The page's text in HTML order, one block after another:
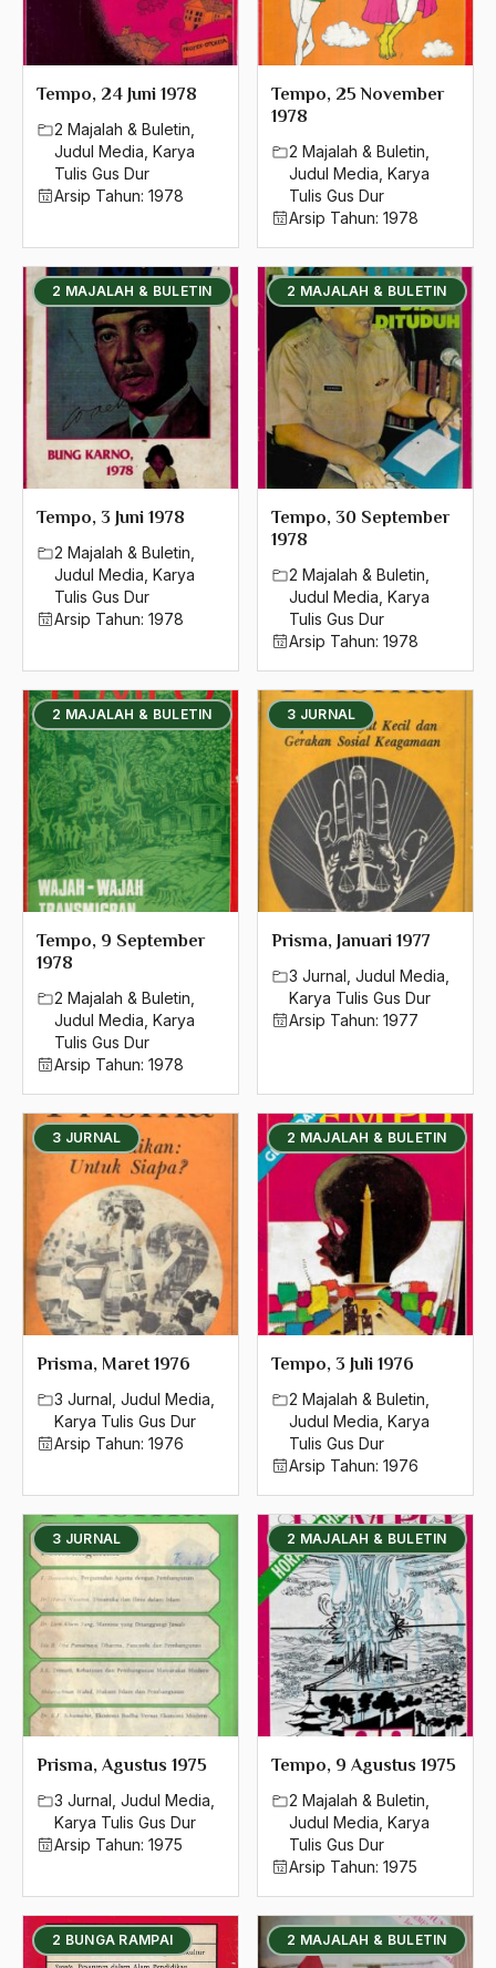
Tempo, 24 Juni 1978
2 Majalah & Buletin
Judul Media Karya
Tulis Gus Dur
Arsip Tahun: 1978
Tempo, 25 November
1978
2 Majalah & Buletin
Judul Media Karya
Tulis Gus Dur
Arsip Tahun: 1978
2 MAJALAH & BULETIN
Tempo, 3 Juni 1978
2 Majalah & Buletin
Judul Media Karya
Tulis Gus Dur
Arsip Tahun: 1978
2 MAJALAH & BULETIN
Tempo, 30 September
1978
2 Majalah & Buletin
Judul Media Karya
Tulis Gus Dur
Arsip Tahun: 1978
2 MAJALAH & BULETIN
Tempo, 9 September
1978
2 Majalah & Buletin
Judul Media Karya
Tulis Gus Dur
Arsip Tahun: 1978
3 JURNAL
Prisma, Januari 1977
3 Jurnal Judul Media
Karya Tulis Gus Dur
Arsip Tahun: 1977
3 JURNAL
Prisma, Maret 1976
3 Jurnal Judul Media
Karya Tulis Gus Dur
Arsip Tahun: 1976
2 MAJALAH & BULETIN
Tempo, 3 Juli 1976
2 Majalah & Buletin
Judul Media Karya
Tulis Gus Dur
Arsip Tahun: 1976
3 JURNAL
Prisma, Agustus 1975
3 Jurnal Judul Media
Karya Tulis Gus Dur
Arsip Tahun: 1975
2 MAJALAH & BULETIN
Tempo, 9 Agustus 1975
2 Majalah & Buletin
Judul Media Karya
Tulis Gus Dur
Arsip Tahun: 1975
2 BUNGA RAMPAI 2 MAJALAH & BULETIN
1977
1976
1975
1974
Aera-Europa
Afganistan
Afiliasi Kultural
Afrika utara
agama
Agama & Negara
Agama Asli
Agama Asli Indonesia
Agama dan Negara
Agama dan Pemerintah
Agama dan Politik
Agama dan Praktis
Agama Demokrasi
Agama di Asia
agama elitis
Agama Hukum
Agama Inovasi
Agama Islam
Agama Terang
Agamawan
Agenda Nasional
Agraria
agraris
Agum Gumelar
Agus Miftah
Ahimsa
Ahli
Ahli Ilmu Agama
Ahli waris
Ahlussunnah
Ahlussunnah Wal jamaah
Ahmad Benbella
Ahmad Daudy
Ahmad Dhani
Ahmad Hasan Rurbi
Ahmad Khomeini
Ahmad Syafi’i Ma’arif
Ahmad Tirtisudiro
ahmad wahib
Ahmad Wahid